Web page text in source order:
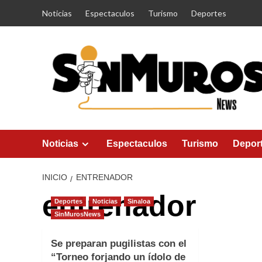
Noticias Espectaculos Turismo Deportes
Noticias Espectaculos Turismo
INICIO ENTRENADOR
entrenador
Deportes Noticias
Sinaloa
SinMurosNews
Se preparan pugilistas con el
“Torneo forjando un ídolo de